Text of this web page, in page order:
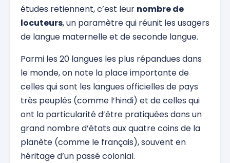
études retiennent, c’est leur nombre de
locuteurs, un paramètre qui réunit les usagers
de langue maternelle et de seconde langue.
Parmi les 20 langues les plus répandues dans
le monde, on note la place importante de
celles qui sont les langues officielles de pays
très peuplés (comme l’hindi) et de celles qui
ont la particularité d’être pratiquées dans un
grand nombre d’états aux quatre coins de la
planète (comme le français), souvent en
héritage d’un passé colonial.